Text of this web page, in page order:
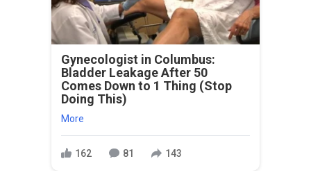
Gynecologist in Columbus:
Bladder Leakage After 50
Comes Down to 1 Thing (Stop
Doing This)
More
162 81 143